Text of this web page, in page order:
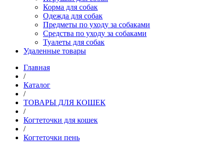
Корма для собак
Одежда для собак
Предметы по уходу за собаками
Средства по уходу за собаками
Туалеты для собак
Удаленные товары
Главная
/
Каталог
/
ТОВАРЫ ДЛЯ КОШЕК
/
Когтеточки для кошек
/
Когтеточки пень